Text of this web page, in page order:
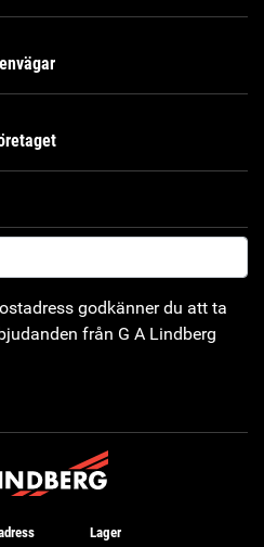
godkänner du att ta
från G A Lindberg
Lager